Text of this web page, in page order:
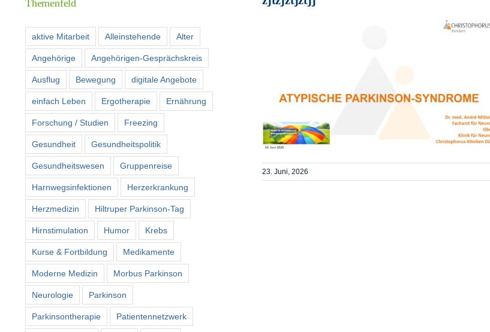
23. Juni, 2026
Themenfeld
aktive Mitarbeit Alleinstehende Alter
Angehörige Angehörigen-Gesprächskreis
Ausflug Bewegung digitale Angebote
einfach Leben Ergotherapie Ernährung
Forschung / Studien Freezing
Gesundheit Gesundheitspolitik
Gesundheitswesen Gruppenreise
Harnwegsinfektionen Herzerkrankung
Herzmedizin Hiltruper Parkinson-Tag
Hirnstimulation Humor Krebs
Kurse & Fortbildung Medikamente
Moderne Medizin Morbus Parkinson
Neurologie Parkinson
Parkinsontherapie Patientennetzwerk